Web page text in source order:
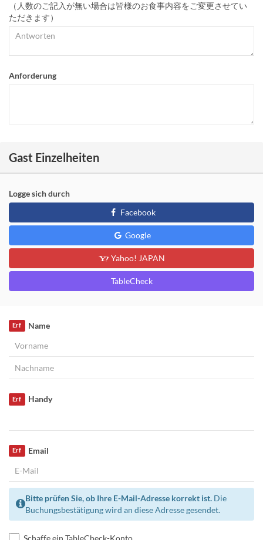
（人数のご記入が無い場合は皆様のお食事内容をご変更させてい
ただきます）
Anforderung
Gast Einzelheiten
Logge sich durch
Facebook
Google
Yahoo! JAPAN
TableCheck
Name
Erf
Handy
Erf
Email
Erf
Bitte prüfen Sie, ob Ihre E-Mail-Adresse korrekt ist. Die
Buchungsbestätigung wird an diese Adresse gesendet.
Schaffe ein TableCheck-Konto